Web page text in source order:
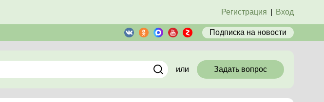
Регистрация Вход
Подписка на новости
или Задать вопрос